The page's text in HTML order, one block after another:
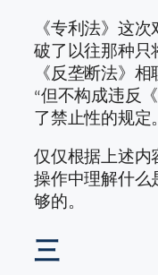
《专利法》这
破了以往那种只
《反垄断法》
“但不构成违反
了禁止性的规定。
仅仅根据上述内
操作中理解什么
够的。
三